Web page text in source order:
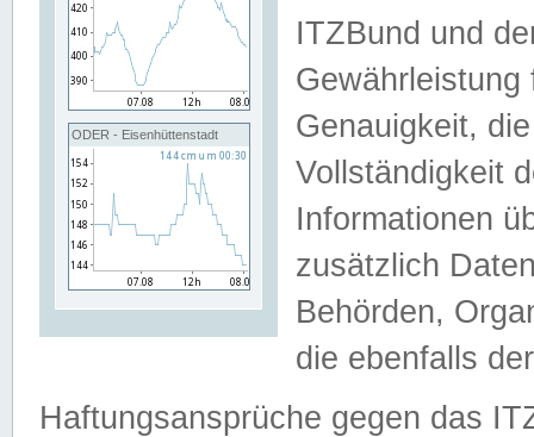
ODER - Eisenhüttenstadt
ITZBund und
Genauigkeit,
Vollständigkeit
Informationen
zusätzlich
Behörden,
die ebenfalls
Haftungsansprüche gegen das